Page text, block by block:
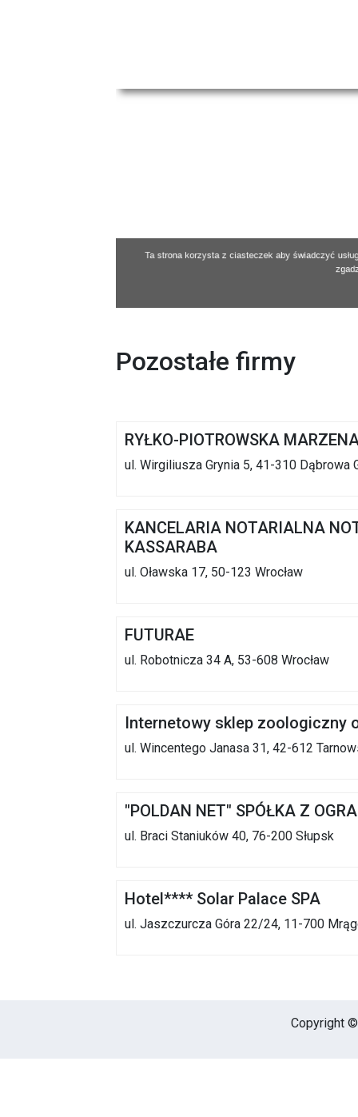
Pozostałe firmy
RYŁKO-PIOTROWSKA
ul. Wirgiliusza Grynia 5, 41-310 Dąbrowa
KANCELARIA NOTARIALNA
KASSARABA
ul. Oławska 17, 50-123 Wrocław
FUTURAE
ul. Robotnicza 34 A, 53-608 Wrocław
Internetowy sklep zoologiczny
ul. Wincentego Janasa 31, 42-612
"POLDAN NET" SPÓŁKA Z
ul. Braci Staniuków 40, 76-200 Słupsk
Hotel**** Solar Palace SPA
ul. Jaszczurcza Góra 22/24, 11-700
Copyright